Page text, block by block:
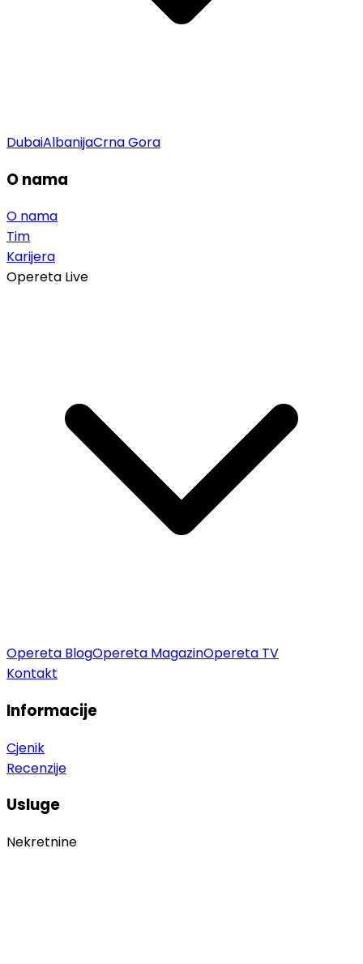
DubaiAlbanijaCrna Gora
O nama
O nama
Tim
Karijera
Opereta Live
Opereta BlogOpereta MagazinOpereta TV
Kontakt
Informacije
Cjenik
Recenzije
Usluge
Nekretnine